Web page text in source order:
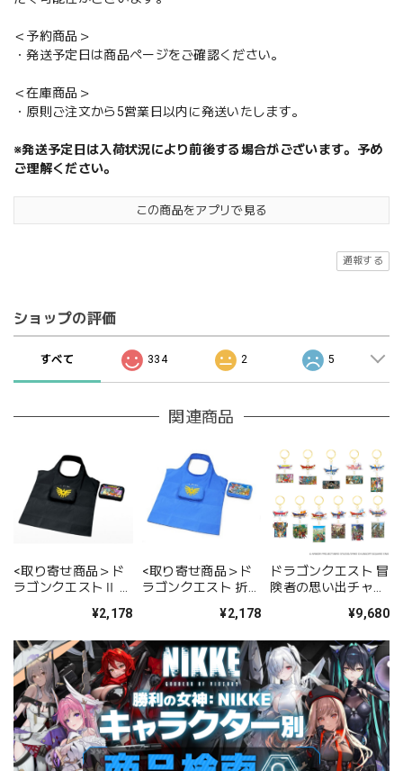
＜予約商品＞
・発送予定日は商品ページをご確認ください。
＜在庫商品＞
・原則ご注文から5営業日以内に発送いたします。
※発送予定日は入荷状況により前後する場合がございます。予め
ご理解ください。
この商品をアプリで見る
通報する
ショップの評価
すべて 334 2 5
関連商品
<取り寄せ商品＞ド
ラゴンクエストⅡ 折
¥2,178
<取り寄せ商品＞ド
ラゴンクエスト 折り
¥2,178
ドラゴンクエスト 冒
険者の思い出チャー
¥9,680